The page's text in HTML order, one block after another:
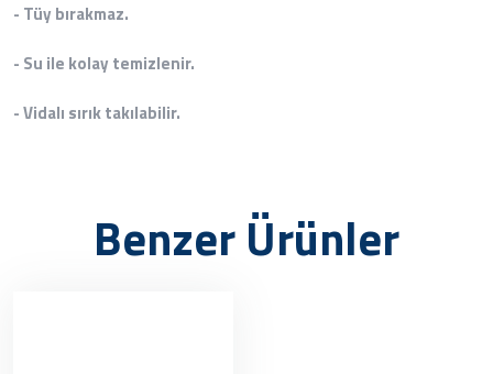
- Tüy bırakmaz.
- Su ile kolay temizlenir.
- Vidalı sırık takılabilir.
Benzer Ürünler